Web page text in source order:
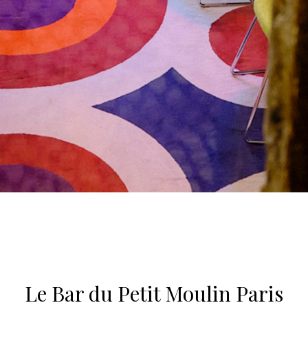
Le Bar du Petit Moulin Paris